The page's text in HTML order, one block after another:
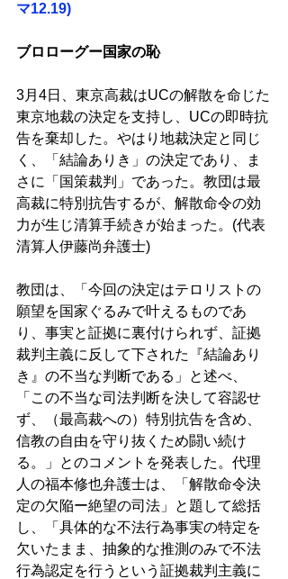
マ12.19)
ブロローグー国家の恥
3月4日、東京高裁はUCの解散を命じた
東京地裁の決定を支持し、UCの即時抗
告を棄却した。やはり地裁決定と同じ
く、「結論ありき」の決定であり、ま
さに「国策裁判」であった。教団は最
高裁に特別抗告するが、解散命令の効
力が生じ清算手続きが始まった。(代表
清算人伊藤尚弁護士)
教団は、「今回の決定はテロリストの
願望を国家ぐるみで叶えるものであ
り、事実と証拠に裏付けられず、証拠
裁判主義に反して下された『結論あり
き』の不当な判断である」と述べ、
「この不当な司法判断を決して容認せ
ず、（最高裁への）特別抗告を含め、
信教の自由を守り抜くため闘い続け
る。」とのコメントを発表した。代理
人の福本修也弁護士は、「解散命令決
定の欠陥ー絶望の司法」と題して総括
し、「具体的な不法行為事実の特定を
欠いたまま、抽象的な推測のみで不法
行為認定を行うという証拠裁判主義に